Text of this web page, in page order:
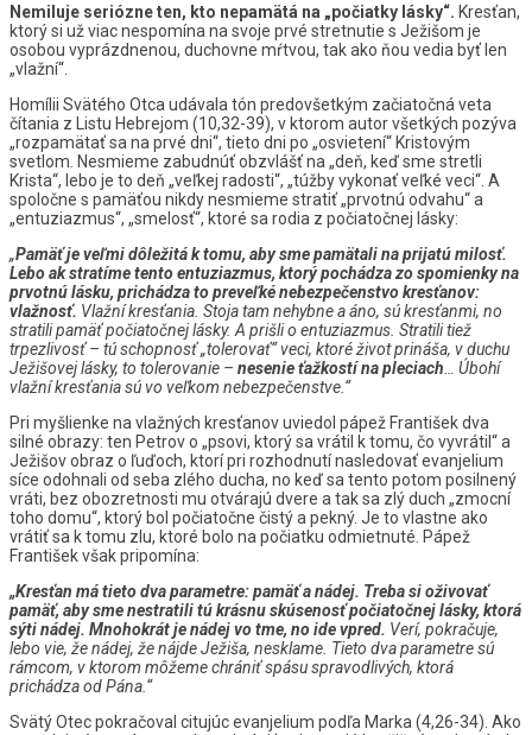
Nemiluje seriózne ten, kto nepamätá na „počiatky lásky“. Kresťan,
ktorý si už viac nespomína na svoje prvé stretnutie s Ježišom je
osobou vyprázdnenou, duchovne mŕtvou, tak ako ňou vedia byť len
„vlažní“.
Homílii Svätého Otca udávala tón predovšetkým začiatočná veta
čítania z Listu Hebrejom (10,32-39), v ktorom autor všetkých pozýva
„rozpamätať sa na prvé dni“, tieto dni po „osvietení“ Kristovým
svetlom. Nesmieme zabudnúť obzvlášť na „deň, keď sme stretli
Krista“, lebo je to deň „veľkej radosti“, „túžby vykonať veľké veci“. A
spoločne s pamäťou nikdy nesmieme stratiť „prvotnú odvahu“ a
„entuziazmus“, „smelosť“, ktoré sa rodia z počiatočnej lásky:
„Pamäť je veľmi dôležitá k tomu, aby sme pamätali na prijatú milosť.
Lebo ak stratíme tento entuziazmus, ktorý pochádza zo spomienky na
prvotnú lásku, prichádza to preveľké nebezpečenstvo kresťanov:
vlažnosť. Vlažní kresťania. Stoja tam nehybne a áno, sú kresťanmi, no
stratili pamäť počiatočnej lásky. A prišli o entuziazmus. Stratili tiež
trpezlivosť – tú schopnosť „tolerovať“ veci, ktoré život prináša, v duchu
Ježišovej lásky, to tolerovanie – nesenie ťažkostí na pleciach … Úbohí
vlažní kresťania sú vo veľkom nebezpečenstve.“
Pri myšlienke na vlažných kresťanov uviedol pápež František dva
silné obrazy: ten Petrov o „psovi, ktorý sa vrátil k tomu, čo vyvrátil“ a
Ježišov obraz o ľuďoch, ktorí pri rozhodnutí nasledovať evanjelium
síce odohnali od seba zlého ducha, no keď sa tento potom posilnený
vráti, bez obozretnosti mu otvárajú dvere a tak sa zlý duch „zmocní
toho domu“, ktorý bol počiatočne čistý a pekný. Je to vlastne ako
vrátiť sa k tomu zlu, ktoré bolo na počiatku odmietnuté. Pápež
František však pripomína:
„Kresťan má tieto dva parametre: pamäť a nádej. Treba si oživovať
pamäť, aby sme nestratili tú krásnu skúsenosť počiatočnej lásky, ktorá
sýti nádej. Mnohokrát je nádej vo tme, no ide vpred. Verí, pokračuje,
lebo vie, že nádej, že nájde Ježiša, nesklame. Tieto dva parametre sú
rámcom, v ktorom môžeme chrániť spásu spravodlivých, ktorá
prichádza od Pána.“
Svätý Otec pokračoval citujúc evanjelium podľa Marka (4,26-34). Ako